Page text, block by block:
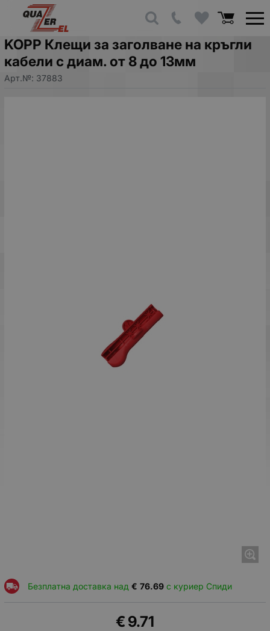
KOPP Клещи за заголване на кръгли
кабели с диам. от 8 до 13мм
Арт.№: 37883
Безплатна доставка над 76.69
€ с куриер Спиди
9.71
€